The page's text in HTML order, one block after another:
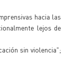
hacia las
lejos de
sin violencia";